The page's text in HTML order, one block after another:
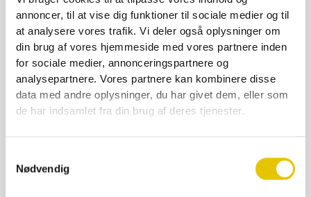
annoncer, til at vise dig funktioner til sociale medier og til
at analysere vores trafik. Vi deler også oplysninger om
din brug af vores hjemmeside med vores partnere inden
for sociale medier, annonceringspartnere og
analysepartnere. Vores partnere kan kombinere disse
data med andre oplysninger, du har givet dem, eller som
de har indsamlet fra din brug af deres tjenester.
Nødvendig
På lager
SE DETALJER